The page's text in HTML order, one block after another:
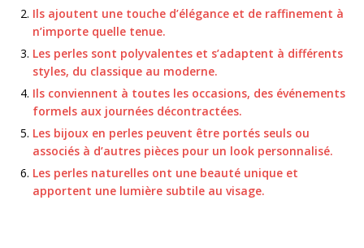
Ils ajoutent une touche d’élégance et de raffinement à
n’importe quelle tenue.
Les perles sont polyvalentes et s’adaptent à différents
styles, du classique au moderne.
Ils conviennent à toutes les occasions, des événements
formels aux journées décontractées.
Les bijoux en perles peuvent être portés seuls ou
associés à d’autres pièces pour un look personnalisé.
Les perles naturelles ont une beauté unique et
apportent une lumière subtile au visage.